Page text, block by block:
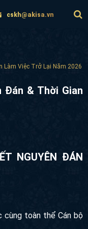
cskh@akisa.vn
Làm Việc Trở Lại Năm 2026
Đán & Thời Gian
NGUYÊN ĐÁN
cùng toàn thể Cán bộ